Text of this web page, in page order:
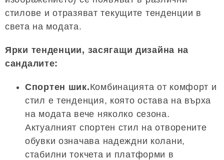
стилове и отразяват текущите тенденции в
света на модата.
Ярки тенденции, засягащи дизайна на
сандалите:
Спортен шик.Комбинацията от комфорт и
стил е тенденция, която остава на върха
на модата вече няколко сезона.
Актуалният спортен стил на отворените
обувки означава надеждни колани,
стабилни токчета и платформи в